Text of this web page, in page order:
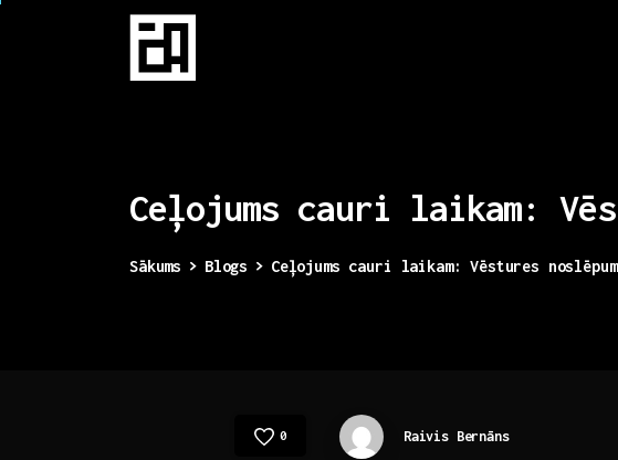
Ceļojums cauri laikam:
Sākums Blogs Ceļojums cauri laikam: Vēstures
0 Raivis Bernāns